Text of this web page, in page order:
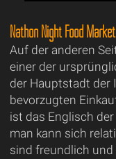
Nathon Night Food Market
Auf der anderen
einer der
der Hauptstadt der
bevorzugten
ist das Englisch
man kann sich
sind freundlich